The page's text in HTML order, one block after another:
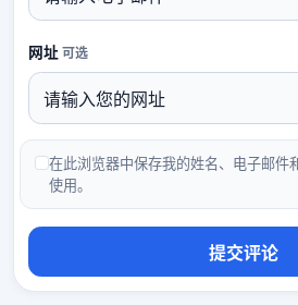
网址 可选
在此浏览器中保存我的姓名、电子邮件
使用。